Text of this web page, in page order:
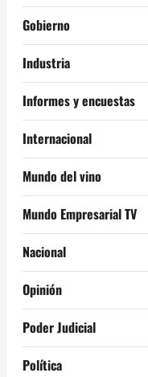
Gobierno
Industria
Informes y encuestas
Internacional
Mundo del vino
Mundo Empresarial TV
Nacional
Opinión
Poder Judicial
Política